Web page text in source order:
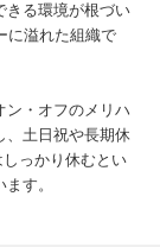
きる環境が根づい
に溢れた組織で
ン・オフのメリハ
、土日祝や長期休
っかり休むとい
す。